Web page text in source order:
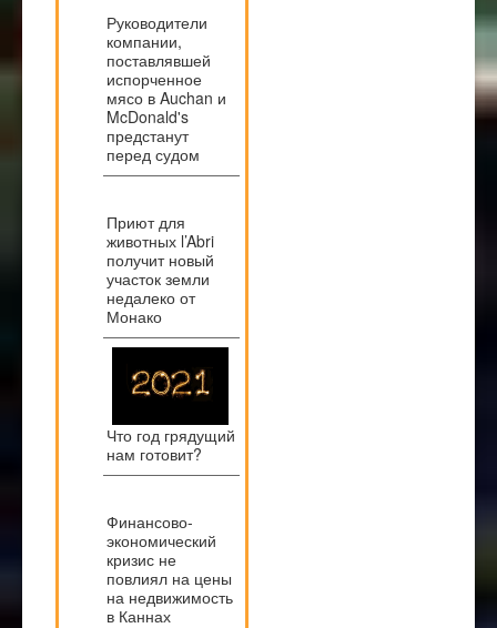
Руководители
компании,
поставлявшей
испорченное
мясо в Auchan и
McDonald's
предстанут
перед судом
Приют для
животных l’Abri
получит новый
участок земли
недалеко от
Монако
Что год грядущий
нам готовит?
Финансово-
экономический
кризис не
повлиял на цены
на недвижимость
в Каннах